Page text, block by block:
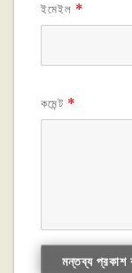
ইমেইল *
কমেন্ট *